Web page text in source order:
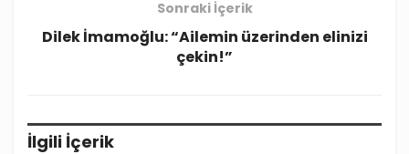
Sonraki İçerik
Dilek İmamoğlu: “Ailemin üzerinden elinizi
çekin!”
İlgili İçerik